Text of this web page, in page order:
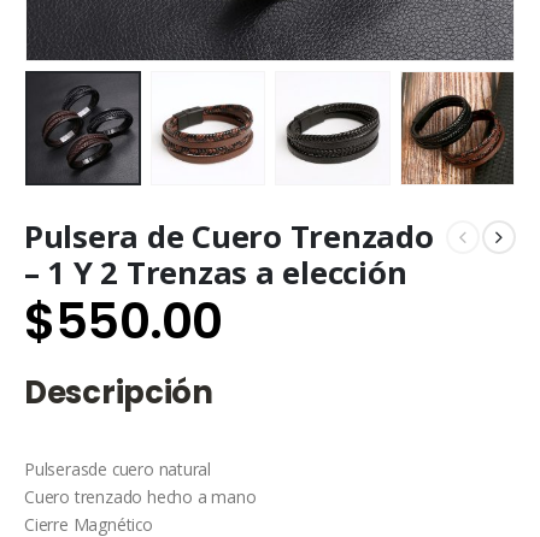
Pulsera de Cuero Trenzado
– 1 Y 2 Trenzas a elección
$550.00
Descripción
Pulserasde cuero natural
Cuero trenzado hecho a mano
Cierre Magnético